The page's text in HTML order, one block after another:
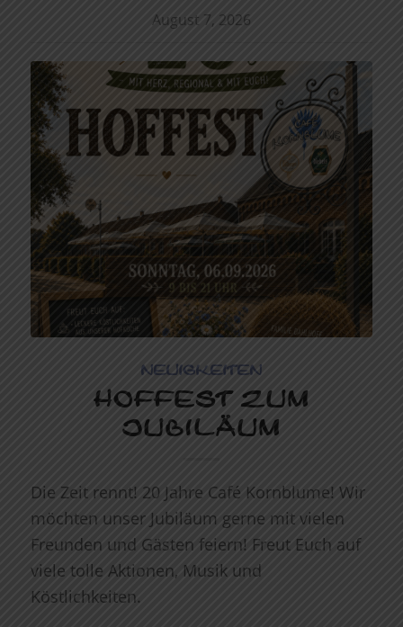
August 7, 2026
NEUIGKEITEN
HOFFEST ZUM
JUBILÄUM
Die Zeit rennt! 20 Jahre Café Kornblume! Wir
möchten unser Jubiläum gerne mit vielen
Freunden und Gästen feiern! Freut Euch auf
viele tolle Aktionen, Musik und
Köstlichkeiten.